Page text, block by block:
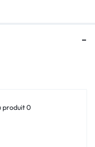
produit 0